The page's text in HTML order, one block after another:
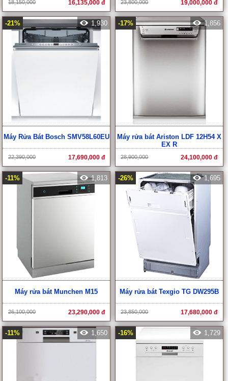
18,150,000 16,135,000 đ 23,800,000 19,000,000 đ
-21% 1,930
Máy Rửa Bát Bosch SMV58L60EU
22,390,000 17,690,000 đ
-17% 1,856
Máy rửa bát Ariston LDF 12H54 X
EX R
28,900,000 24,100,000 đ
-11% 1,813
Máy rửa bát Munchen M15
26,100,000 23,290,000 đ
-26% 1,695
Máy rửa bát Texgio TG DW295B
23,850,000 17,680,000 đ
-11% 1,650 -16% 1,729